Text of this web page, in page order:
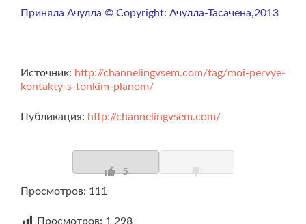
Приняла Ачулла © Copyright: Ачулла-Тасачена,2013
Источник: http://channelingvsem.com/tag/moi-pervye-
kontakty-s-tonkim-planom/
Публикация: http://channelingvsem.com/
5
Просмотров: 111
Просмотров: 1 298